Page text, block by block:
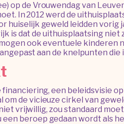
op de Vrouwendag van
In 2012 werd de
geweld leidden
dat de uithuisplaatsing niet
ook eventuele
aan de knelpunten
een beleidsvisie
de vicieuze cirkel van
vrijwillig, zou standaard
beroep gedaan wordt als